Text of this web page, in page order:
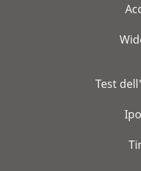
Test